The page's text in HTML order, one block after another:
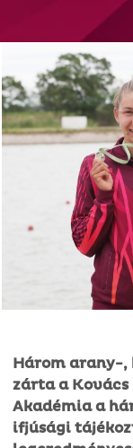
Három arany-,
zárta a
Akadémia a
ifjúsági